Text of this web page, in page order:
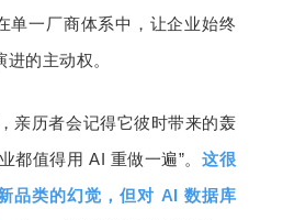
单一厂商体系中，让企业始终
的主动权。
亲历者会记得它彼时带来的轰
都值得用 AI 重做一遍”。这很
品类的幻觉，但对 AI 数据库